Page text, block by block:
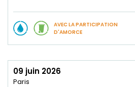
AVEC LA PARTICIPATION
D'AMORCE
09 juin 2026
Paris